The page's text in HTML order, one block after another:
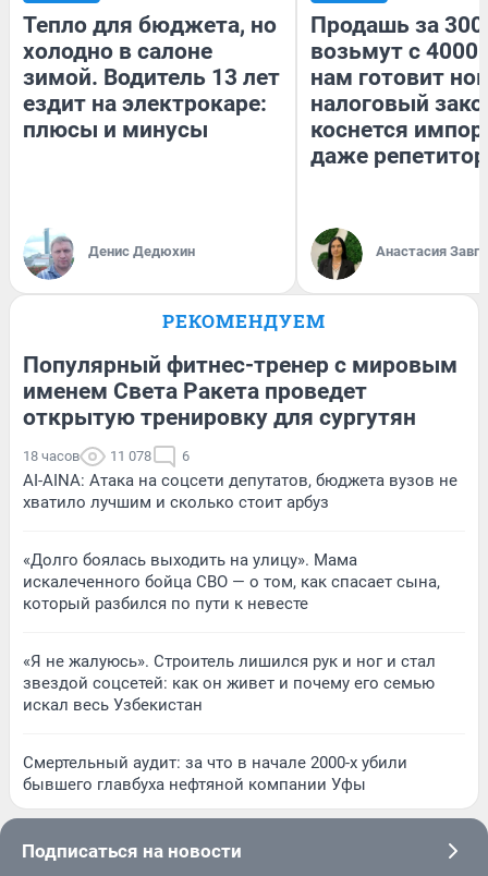
Тепло для бюджета, но
холодно в салоне
зимой. Водитель 13 лет
ездит на электрокаре:
плюсы и минусы
Денис Дедюхин
Продашь за
возьмут с
нам готовит
налоговый
коснется
даже
Анастасия
РЕКОМЕНДУЕМ
Популярный фитнес-тренер с мировым
именем Света Ракета проведет
открытую тренировку для сургутян
18 часов 11 078 6
AI-AINA: Атака на соцсети депутатов, бюджета вузов не
хватило лучшим и сколько стоит арбуз
«Долго боялась выходить на улицу». Мама
искалеченного бойца СВО — о том, как спасает сына,
который разбился по пути к невесте
«Я не жалуюсь». Строитель лишился рук и ног и стал
звездой соцсетей: как он живет и почему его семью
искал весь Узбекистан
Смертельный аудит: за что в начале 2000-х убили
бывшего главбуха нефтяной компании Уфы
Подписаться на новости